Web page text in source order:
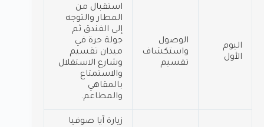
اليوم
الأول
الوصول
واستكشاف
تقسيم
استقبال من
المطار والتوجه
إلى الفندق ثم
جولة حرة في
ميدان تقسيم
وشارع الاستقلال
والاستمتاع
بالمقاهي
والمطاعم.
زيارة آيا صوفيا